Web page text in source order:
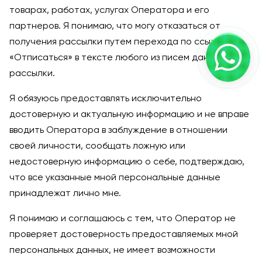
товарах, работах, услугах Оператора и его
партнеров. Я понимаю, что могу отказаться от
получения рассылки путем перехода по ссылке
«Отписаться» в тексте любого из писем данной
рассылки.
Я обязуюсь предоставлять исключительно
достоверную и актуальную информацию и не вправе
вводить Оператора в заблуждение в отношении
своей личности, сообщать ложную или
недостоверную информацию о себе, подтверждаю,
что все указанные мной персональные данные
принадлежат лично мне.
Я понимаю и соглашаюсь с тем, что Оператор не
проверяет достоверность предоставляемых мной
персональных данных, не имеет возможности